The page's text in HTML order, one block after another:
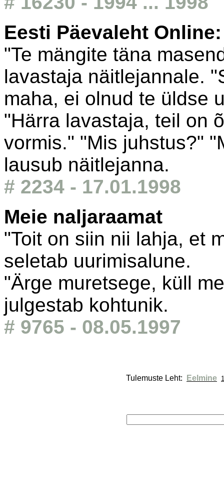
Eesti Päevaleht
"Te mängite täna
lavastaja näitlejannale.
maha, ei olnud te üldse
"Härra lavastaja, teil on
vormis." "Mis juhstus?"
lausub näitlejanna.
# 2234 - 17.01.1998
Meie naljaraamat
"Toit on siin nii lahja, et
seletab uurimisalune.
"Ärge muretsege, küll
julgestab kohtunik.
# 9765 - 08.05.1997
Tulemuste Leht: Eelmine 1